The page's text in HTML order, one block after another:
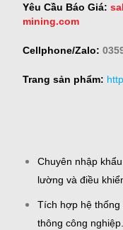
Yêu Cầu Báo Giá:
mining.com
Cellphone/Zalo:
Trang sản phẩm:
Chuyên nhập
lường và điều
Tích hợp hệ thống
thông công nghiệp.